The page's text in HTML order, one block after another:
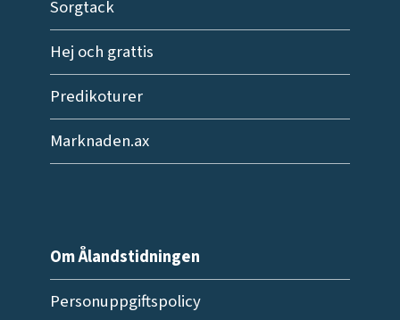
Sorgtack
Hej och grattis
Predikoturer
Marknaden.ax
Om Ålandstidningen
Personuppgiftspolicy